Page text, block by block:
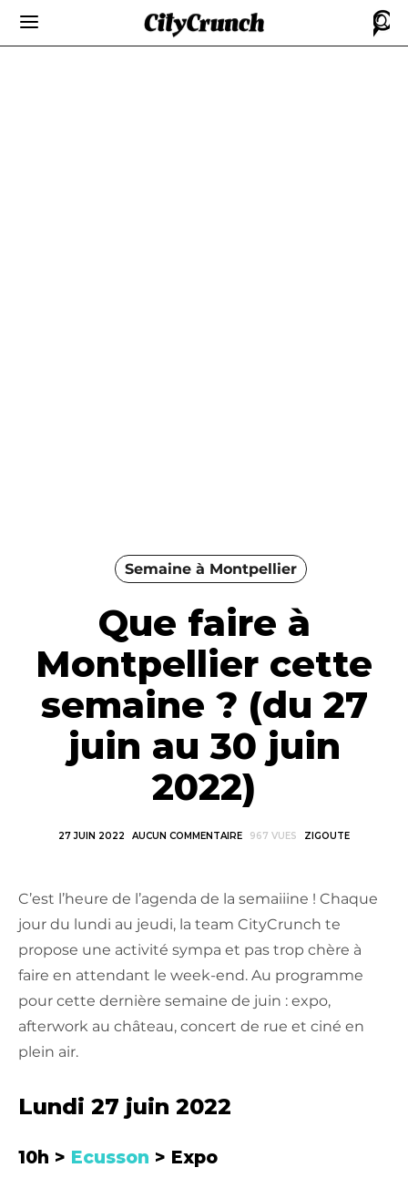
Semaine à Montpellier
Que faire à
Montpellier cette
semaine ? (du 27
juin au 30 juin
2022)
27 JUIN 2022 AUCUN COMMENTAIRE 967 VUES ZIGOUTE
C’est l’heure de l’agenda de la semaiiine ! Chaque
jour du lundi au jeudi, la team CityCrunch te
propose une activité sympa et pas trop chère à
faire en attendant le week-end. Au programme
pour cette dernière semaine de juin : expo,
afterwork au château, concert de rue et ciné en
plein air.
Lundi 27 juin 2022
10h > Ecusson > Expo